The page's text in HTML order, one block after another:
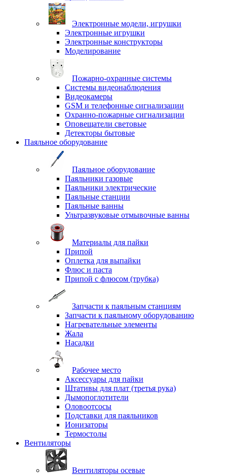
Электронные модели, игрушки
Электронные игрушки
Электронные конструкторы
Моделирование
Пожарно-охранные системы
Системы видеонаблюдения
Видеокамеры
GSM и телефонные сигнализации
Охранно-пожарные сигнализации
Оповещатели световые
Детекторы бытовые
Паяльное оборудование
Паяльное оборудование
Паяльники газовые
Паяльники электрические
Паяльные станции
Паяльные ванны
Ультразвуковые отмывочные ванны
Материалы для пайки
Припой
Оплетка для выпайки
Флюс и паста
Припой с флюсом (трубка)
Запчасти к паяльным станциям
Запчасти к паяльному оборудованию
Нагревательные элементы
Жала
Насадки
Рабочее место
Аксессуары для пайки
Штативы для плат (третья рука)
Дымопоглотители
Оловоотсосы
Подставки для паяльников
Ионизаторы
Термостолы
Вентиляторы
Вентиляторы осевые